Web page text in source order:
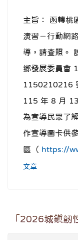
主旨： 函轉桃
演習－行動網
導，請查照。
鄉發展委員會
1150210216
115 年 8 月
為宣導民眾了
作宣導圖卡供
區（ https://
文章
「2026城鎮韌